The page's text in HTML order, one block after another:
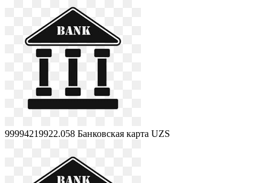
99994219922.058 Банковская карта UZS